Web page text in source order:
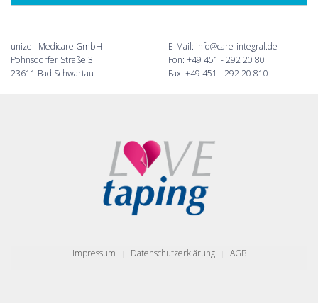
unizell Medicare GmbH
Pohnsdorfer Straße 3
23611 Bad Schwartau
E-Mail: info@care-integral.de
Fon: +49 451 - 292 20 80
Fax: +49 451 - 292 20 810
Impressum Datenschutzerklärung AGB